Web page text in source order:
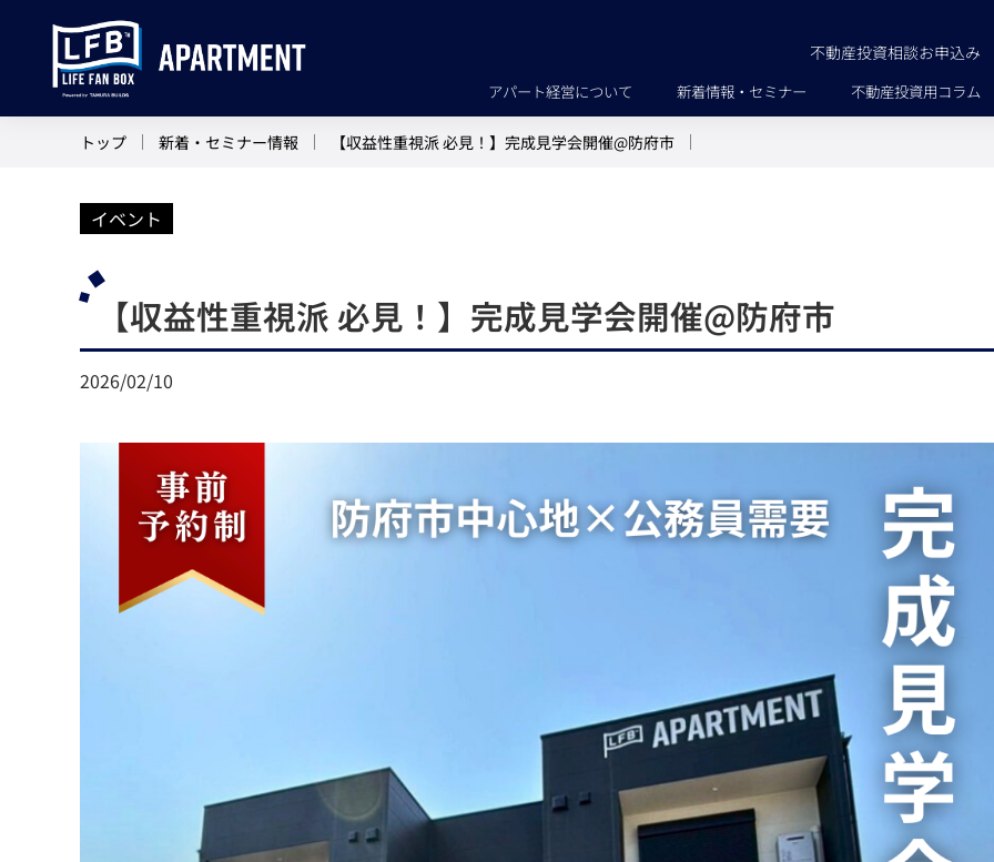
不動産投資相談お申込み
アパート経営について
新着情報・セミナー 不動産投資用コラム
トップ 新着・セミナー情報 【収益性重視派 必見！】完成見学会開催@防府市
イベント
【収益性重視派 必見！】完成見学会開催@防府市
2026/02/10